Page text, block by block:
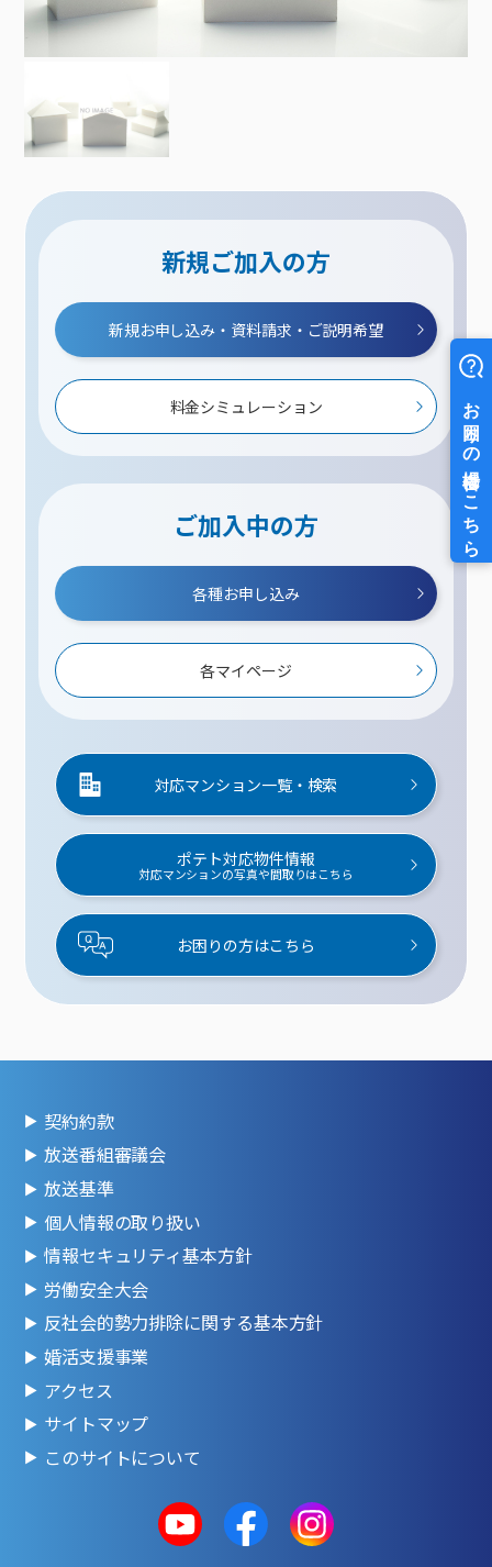
新規ご加入の方
新規お申し込み・資料請求・ご説明希望
料金シミュレーション
ご加入中の方
各種お申し込み
各マイページ
対応マンション一覧・検索
ポテト対応物件情報
対応マンションの写真や間取りはこちら
お困りの方はこちら
契約約款
放送番組審議会
放送基準
個人情報の取り扱い
情報セキュリティ基本方針
労働安全大会
反社会的勢力排除に関する基本方針
婚活支援事業
アクセス
サイトマップ
このサイトについて